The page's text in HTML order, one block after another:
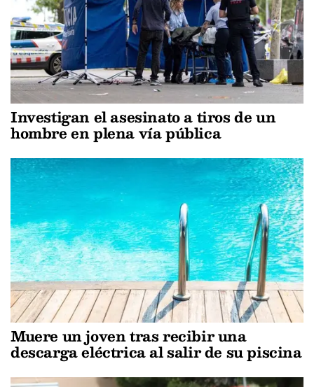
Investigan el asesinato a tiros de un
hombre en plena vía pública
Muere un joven tras recibir una
descarga eléctrica al salir de su piscina